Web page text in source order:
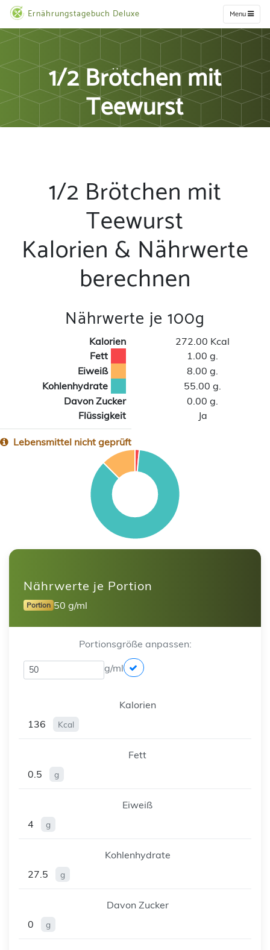
Ernährungstagebuch Deluxe Menu
1/2 Brötchen mit
Teewurst
1/2 Brötchen mit
Teewurst
Kalorien & Nährwerte
berechnen
Nährwerte je 100g
Kalorien
272.00 Kcal
Fett
1.00 g.
Eiweiß
8.00 g.
Kohlenhydrate
55.00 g.
Davon Zucker
0.00 g.
Flüssigkeit
Ja
Lebensmittel nicht geprüft
Nährwerte je Portion
Portion 50 g/ml
Portionsgröße anpassen:
g/ml
Kalorien
136
Kcal
Fett
0.5
g
Eiweiß
4
g
Kohlenhydrate
27.5
g
Davon Zucker
0
g